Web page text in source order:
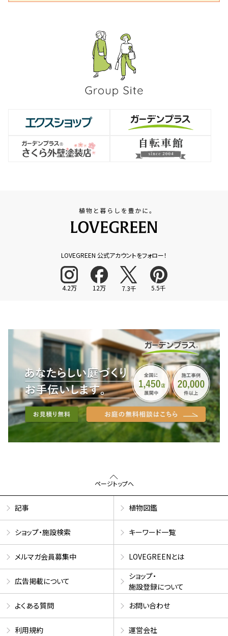
LOVEGREEN 公式アカウントをフォロー！
4.2万 12万 7.3千 5.5千
ページトップへ
記事 植物図鑑
ショップ・施設検索 キーワード一覧
メルマガ会員募集中 LOVEGREENとは
広告掲載について
ショップ・
施設登録について
よくある質問
お問い合わせ
利用規約 運営会社